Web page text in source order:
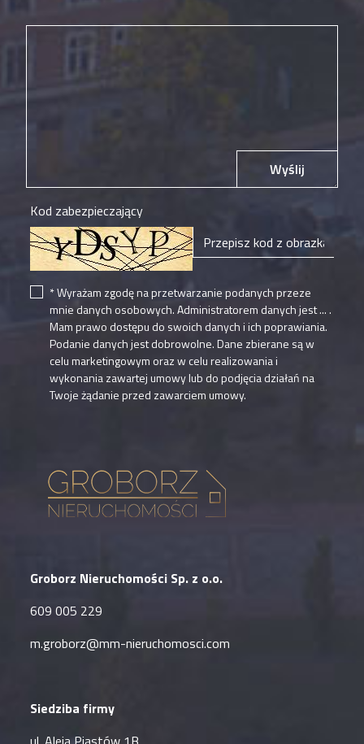
Groborz Nieruchomości Sp. z o.o.
609 005 229
m.groborz@mm-nieruchomosci.com
Siedziba firmy
Wyślij
Kod zabezpieczający
* Wyrażam zgodę na przetwarzanie podanych przeze
mnie danych osobowych. Administratorem danych jest ... .
Mam prawo dostępu do swoich danych i ich poprawiania.
Podanie danych jest dobrowolne. Dane zbierane są w
celu marketingowym oraz w celu realizowania i
wykonania zawartej umowy lub do podjęcia działań na
Twoje żądanie przed zawarciem umowy.